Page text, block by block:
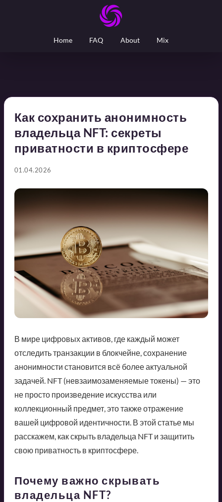
Home FAQ About Mix
Как сохранить анонимность
владельца NFT: секреты
приватности в криптосфере
01.04.2026
В мире цифровых активов, где каждый может
отследить транзакции в блокчейне, сохранение
анонимности становится всё более актуальной
задачей. NFT (невзаимозаменяемые токены) — это
не просто произведение искусства или
коллекционный предмет, это также отражение
вашей цифровой идентичности. В этой статье мы
расскажем, как скрыть владельца NFT и защитить
свою приватность в криптосфере.
Почему важно скрывать
владельца NFT?